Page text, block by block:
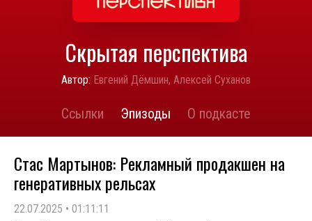
Скрытая перспектива
Автор: Евгений Дёмшин, Алексей Суханов
Ссылки Эпизоды О подкасте
Стас Мартынов: Рекламный продакшен на
генеративных рельсах
22.07.2025 • 01:11:11